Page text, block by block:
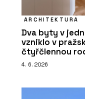
ARCHITEKTURA
Dva byty v
vzniklo v
čtyřčlennou
4. 6. 2026